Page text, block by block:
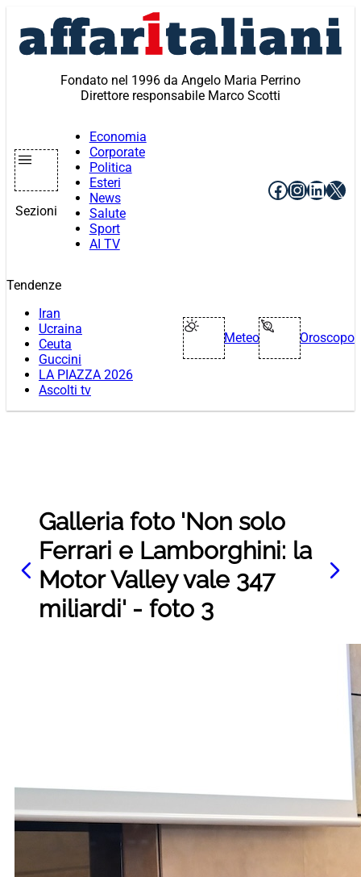
contenuto
Fondato nel 1996 da Angelo Maria Perrino
Direttore responsabile Marco Scotti
Sezioni
Economia
Corporate
Politica
Esteri
News
Salute
Sport
AI TV
Facebook
X
Tendenze
Iran
Ucraina
Ceuta
Guccini
LA PIAZZA 2026
Ascolti tv
Meteo Oroscopo
Galleria foto 'Non solo
Ferrari e Lamborghini: la
Motor Valley vale 347
miliardi' - foto 3